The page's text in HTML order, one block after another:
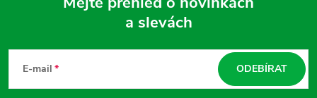
a slevách
E-mail ODEBÍRAT